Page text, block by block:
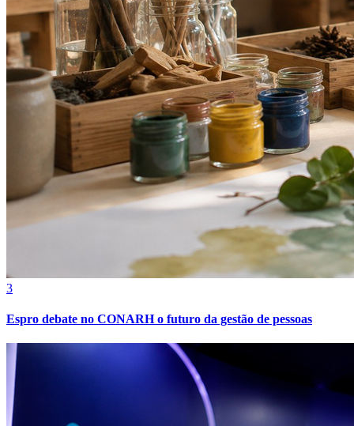
Fortaleza
3
Espro debate no CONARH o futuro da gestão de pessoas